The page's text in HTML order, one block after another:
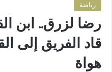
رياضة
رضا لزرق.. ابن
قاد الفريق إلى
هواة